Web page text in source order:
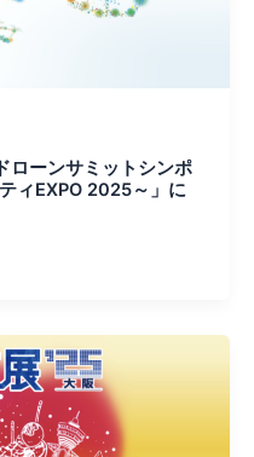
ローンサミットシンポ
ィEXPO 2025～」に